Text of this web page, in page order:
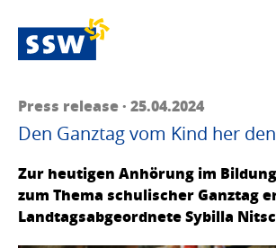
Press release · 25.04.2024
Den Ganztag vom Kind her
Zur heutigen Anhörung im
zum Thema schulischer Ganztag
Landtagsabgeordnete Sybilla